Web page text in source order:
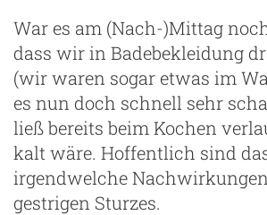
War es am (Nach-)Mittag
dass wir in Badebekleidung
(wir waren sogar etwas im
es nun doch schnell sehr
ließ bereits beim Kochen
kalt wäre. Hoffentlich sind
irgendwelche
gestrigen Sturzes.